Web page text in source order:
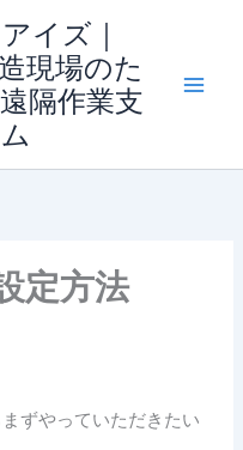
イズ｜
現場のた
隔作業支
定方法
ずやっていただきたい